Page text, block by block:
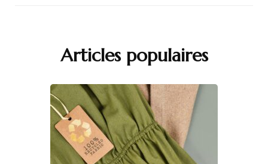
Articles populaires